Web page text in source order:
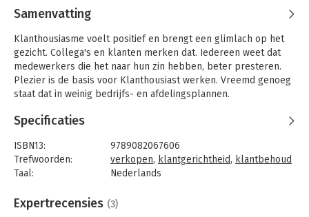
Samenvatting
Klanthousiasme voelt positief en brengt een glimlach op het
gezicht. Collega's en klanten merken dat. Iedereen weet dat
medewerkers die het naar hun zin hebben, beter presteren.
Plezier is de basis voor Klanthousiast werken. Vreemd genoeg
staat dat in weinig bedrijfs- en afdelingsplannen.
De titel van het boek geeft precies aan wat het doel is: u
inspireren op het gebied van Klanthousiasme.
Volgens de schrijver wordt te vaak gekeken naar zaken die niet
goed gaan, terwijl veel meer geleerd kan worden van zaken
en coachen op pluspunten geeft veel meer energie en
resultaat. Iedereen krijgt toch liever complimenten dan
Specificaties
ISBN13:
9789082067606
Trefwoorden:
verkopen, klantgerichtheid, klantbehoud
Taal:
Nederlands
Aantal pagina's:
152
Expertrecensies (3)